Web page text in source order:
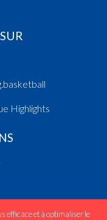
Highlights
efficace et à optimaliser le